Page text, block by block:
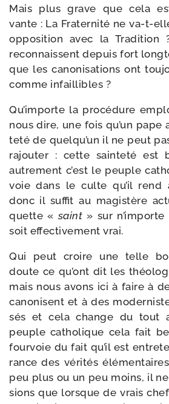
Mais plus grave que cela
vante : La Fraternité ne va-​t-​
oppo­si­tion avec la Tradition
recon­naissent depuis fort
que les cano­ni­sa­tions ont
comme infaillibles ?
Qu’importe la pro­cé­dure
nous dire, une fois qu’un
te­té de quel­qu’un il ne peut
rajou­ter : cette sain­te­té est
autre­ment c’est le peuple
voie dans le culte qu’il rend
donc il suf­fit au magis­tère
quette « saint » sur
soit effec­ti­ve­ment vrai.
Qui peut croire une telle
doute ce qu’ont dit les
mais nous avons ici à faire à
cano­nisent et à des
sés et cela change du tout
peuple catho­lique cela fait
four­voie du fait qu’il est
rance des véri­tés
peu plus ou un peu moins, il
sions que lorsque de vrais